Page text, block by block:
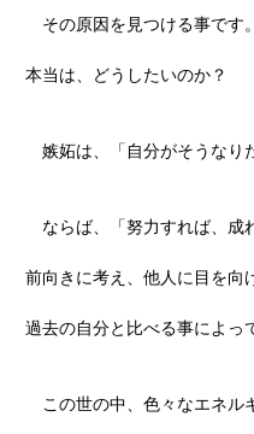
その原因を見つける事です
本当は、どうしたいのか？
嫉妬は、「自分がそうなり
ならば、「努力すれば、成
前向きに考え、他人に目を向
過去の自分と比べる事によっ
この世の中、色々なエネル